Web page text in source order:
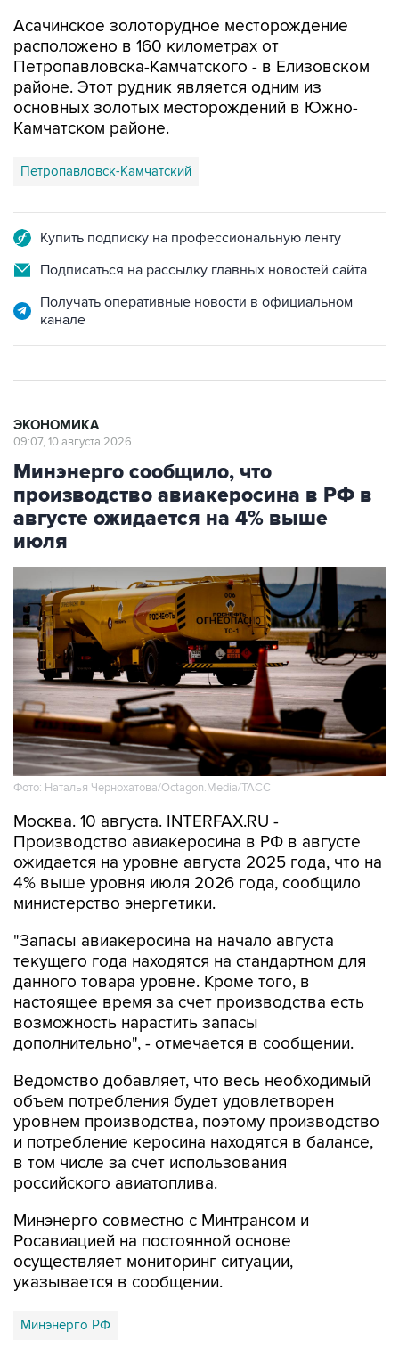
Асачинское золоторудное месторождение
расположено в 160 километрах от
Петропавловска-Камчатского - в Елизовском
районе. Этот рудник является одним из
основных золотых месторождений в Южно-
Камчатском районе.
Петропавловск-Камчатский
Купить подписку на профессиональную ленту
Подписаться на рассылку главных новостей сайта
Получать оперативные новости в официальном
канале
ЭКОНОМИКА
09:07, 10 августа 2026
Минэнерго сообщило, что
производство авиакеросина в РФ в
августе ожидается на 4% выше
июля
Фото: Наталья Чернохатова/Octagon.Media/ТАСС
Москва. 10 августа. INTERFAX.RU -
Производство авиакеросина в РФ в августе
ожидается на уровне августа 2025 года, что на
4% выше уровня июля 2026 года, сообщило
министерство энергетики.
"Запасы авиакеросина на начало августа
текущего года находятся на стандартном для
данного товара уровне. Кроме того, в
настоящее время за счет производства есть
возможность нарастить запасы
дополнительно", - отмечается в сообщении.
Ведомство добавляет, что весь необходимый
объем потребления будет удовлетворен
уровнем производства, поэтому производство
и потребление керосина находятся в балансе,
в том числе за счет использования
российского авиатоплива.
Минэнерго совместно с Минтрансом и
Росавиацией на постоянной основе
осуществляет мониторинг ситуации,
указывается в сообщении.
Минэнерго РФ